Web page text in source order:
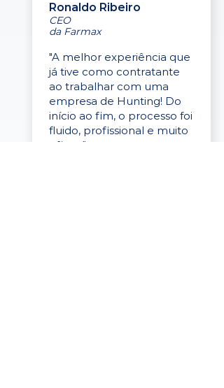
Ronaldo Ribeiro
CEO
da Farmax
"A melhor experiência que
já tive como contratante
ao trabalhar com uma
empresa de Hunting! Do
início ao fim, o processo foi
fluido, profissional e muito
eficaz."